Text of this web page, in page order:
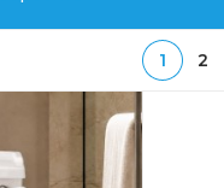
1 2